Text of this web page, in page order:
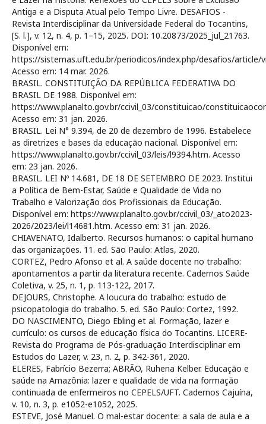
Antiga e a Disputa Atual pelo Tempo Livre. DESAFIOS -
Revista Interdisciplinar da Universidade Federal do Tocantins,
[S. l.], v. 12, n. 4, p. 1–15, 2025. DOI: 10.20873/2025_jul_21763.
Disponível em:
https://sistemas.uft.edu.br/periodicos/index.php/desafios/article/
Acesso em: 14 mar. 2026.
BRASIL. CONSTITUIÇÃO DA REPÚBLICA FEDERATIVA DO
BRASIL DE 1988. Disponível em:
https://www.planalto.gov.br/ccivil_03/constituicao/
Acesso em: 31 jan. 2026.
BRASIL. Lei N° 9.394, de 20 de dezembro de 1996. Estabelece
as diretrizes e bases da educação nacional. Disponível em:
https://www.planalto.gov.br/ccivil_03/leis/l9394.htm. Acesso
em: 23 jan. 2026.
BRASIL. LEI Nº 14.681, DE 18 DE SETEMBRO DE 2023. Institui
a Política de Bem-Estar, Saúde e Qualidade de Vida no
Trabalho e Valorização dos Profissionais da Educação.
Disponível em: https://www.planalto.gov.br/ccivil_03/_ato2023-
2026/2023/lei/l14681.htm. Acesso em: 31 jan. 2026.
CHIAVENATO, Idalberto. Recursos humanos: o capital humano
das organizações. 11. ed. São Paulo: Atlas, 2020.
CORTEZ, Pedro Afonso et al. A saúde docente no trabalho:
apontamentos a partir da literatura recente. Cadernos Saúde
Coletiva, v. 25, n. 1, p. 113-122, 2017.
DEJOURS, Christophe. A loucura do trabalho: estudo de
psicopatologia do trabalho. 5. ed. São Paulo: Cortez, 1992.
DO NASCIMENTO, Diego Ebling et al. Formação, lazer e
currículo: os cursos de educação física do Tocantins. LICERE-
Revista do Programa de Pós-graduação Interdisciplinar em
Estudos do Lazer, v. 23, n. 2, p. 342-361, 2020.
ELERES, Fabrício Bezerra; ABRÃO, Ruhena Kelber. Educação e
saúde na Amazônia: lazer e qualidade de vida na formação
continuada de enfermeiros no CEPELS/UFT. Cadernos Cajuína,
v. 10, n. 3, p. e1052-e1052, 2025.
ESTEVE, José Manuel. O mal-estar docente: a sala de aula e a